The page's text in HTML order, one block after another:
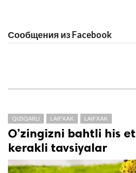
Сообщения из Facebook
QIZIQARLI LAIFXAK LAIFXAK
O’zingizni bahtli his
kerakli tavsiyalar